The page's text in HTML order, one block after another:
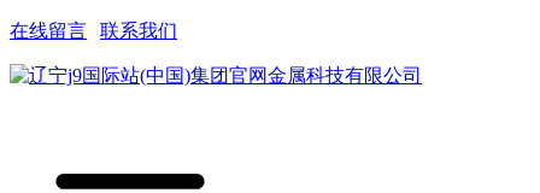
在线留言 联系我们